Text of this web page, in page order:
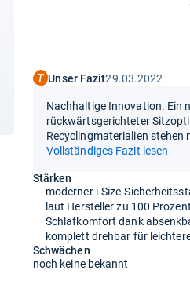
Unser Fazit29.03.2022
Nachhaltige Innovation. Ein
rückwärtsgerichteter
Recyclingmaterialien stehen
Vollständiges Fazit lesen
Stärken
moderner i-Size-
laut Hersteller zu 100
Schlafkomfort dank
komplett drehbar für
Schwächen
noch keine bekannt